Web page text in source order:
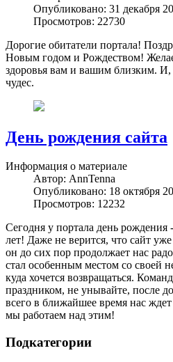
Опубликовано: 31 декабря
Просмотров: 22730
Дорогие обитатели портала!
Новым годом и Рождеством!
здоровья вам и вашим близким.
чудес.
День рождения сайта
Информация о материале
Автор: AnnTenna
Опубликовано: 18 октября
Просмотров: 12232
Сегодня у портала день
лет! Даже не верится, что сайт
он до сих пор продолжает нас
стал особенным местом со своей
куда хочется возвращаться.
праздником, не унывайте, после
всего в ближайшее время нас
мы работаем над этим!
Подкатегории